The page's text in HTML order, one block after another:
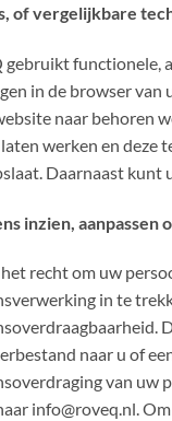
of vergelijkbare
gebruikt functionele,
in de browser
naar behoren
werken en deze
Daarnaast kunt
inzien, aanpassen
recht om uw
in te
naar u of
van uw
info@roveq.nl.